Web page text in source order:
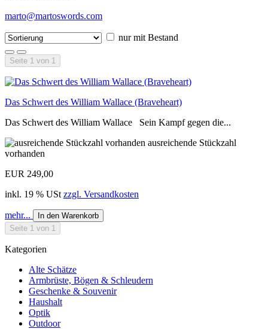
marto@martoswords.com
nur mit Bestand
Seite 1 von 1
Das Schwert des William Wallace (Braveheart)
Das Schwert des William Wallace Sein Kampf gegen die...
ausreichende Stückzahl
vorhanden
EUR 249,00
inkl. 19 % USt zzgl. Versandkosten
mehr...
In den Warenkorb
Seite 1 von 1
Kategorien
Alte Schätze
Armbrüste, Bögen & Schleudern
Geschenke & Souvenir
Haushalt
Optik
Outdoor